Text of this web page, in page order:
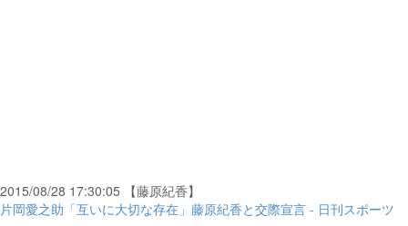
2015/08/28 17:30:05 【藤原紀香】
片岡愛之助「互いに大切な存在」藤原紀香と交際宣言 - 日刊スポーツ